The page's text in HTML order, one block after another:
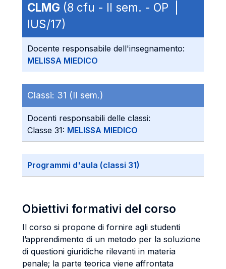
CLMG (8 cfu - II sem. - OP |
IUS/17)
Docente responsabile dell'insegnamento:
MELISSA MIEDICO
Classi: 31 (II sem.)
Docenti responsabili delle classi:
Classe 31: MELISSA MIEDICO
Programmi d'aula (classi 31)
Obiettivi formativi del corso
Il corso si propone di fornire agli studenti
l’apprendimento di un metodo per la soluzione
di questioni giuridiche rilevanti in materia
penale; la parte teorica viene affrontata